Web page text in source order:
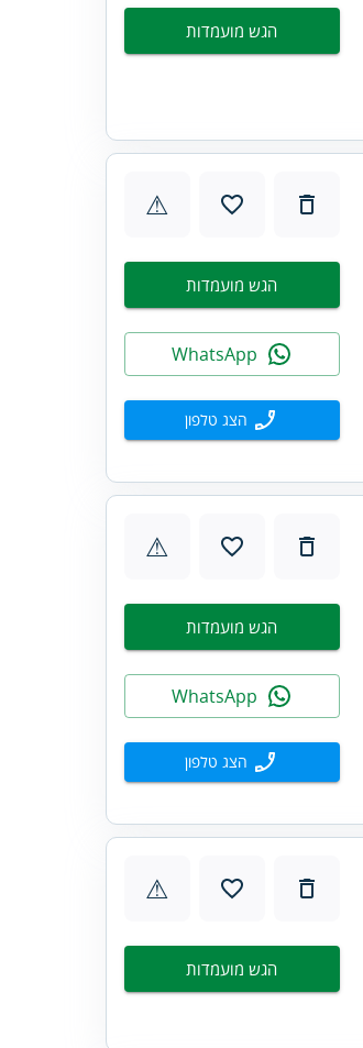
הגש מועמדות
⚠
הגש מועמדות
הצג טלפון
⚠
הגש מועמדות
הצג טלפון
⚠
הגש מועמדות